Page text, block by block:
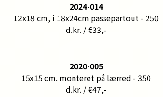
2024-014
12x18 cm, i 18x24cm passepartout - 250
d.kr. / €33,-
2020-005
15x15 cm. monteret på lærred - 350
d.kr. / €47,-